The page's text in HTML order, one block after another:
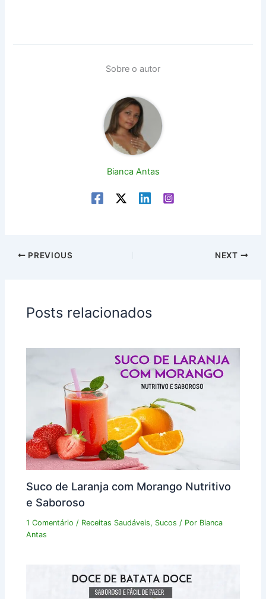
Sobre o autor
Bianca Antas
PREVIOUS NEXT
Posts relacionados
Suco de Laranja com Morango Nutritivo
e Saboroso
1 Comentário / Receitas Saudáveis, Sucos / Por Bianca
Antas